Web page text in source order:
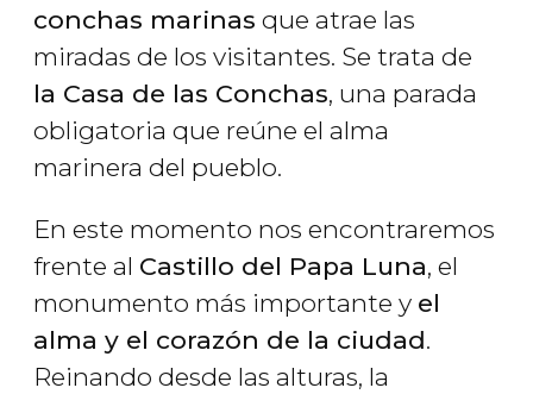
conchas marinas que atrae las
miradas de los visitantes. Se trata de
la Casa de las Conchas, una parada
obligatoria que reúne el alma
marinera del pueblo.
En este momento nos encontraremos
frente al Castillo del Papa Luna, el
monumento más importante y el
alma y el corazón de la ciudad.
Reinando desde las alturas, la